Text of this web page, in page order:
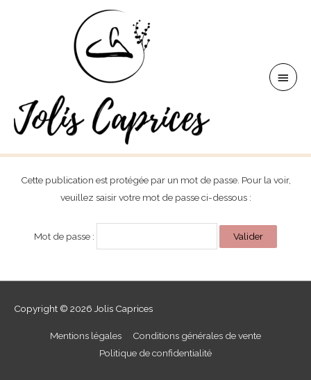
Menu
Cette publication est protégée par un mot de passe. Pour la voir,
veuillez saisir votre mot de passe ci-dessous :
Mot de passe :
Copyright © 2026 Jolis Caprices
Mentions légales
Conditions générales de vente
Politique de confidentialité